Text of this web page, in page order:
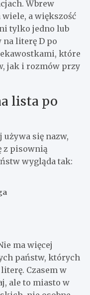
Wbrew
a większość
tylko jedno lub
na literę D po
które
jak i rozmów przy
lista po
się nazw,
z pisownią
wygląda tak:
ma więcej
państw, których
Czasem w
ale to miasto w